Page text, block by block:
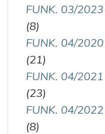
FUNK. 03/2023
(8)
FUNK. 04/2020
(21)
FUNK. 04/2021
(23)
FUNK. 04/2022
(8)